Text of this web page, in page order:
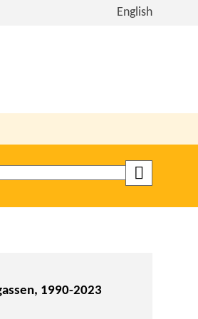
Bekijk
English
1990-2023